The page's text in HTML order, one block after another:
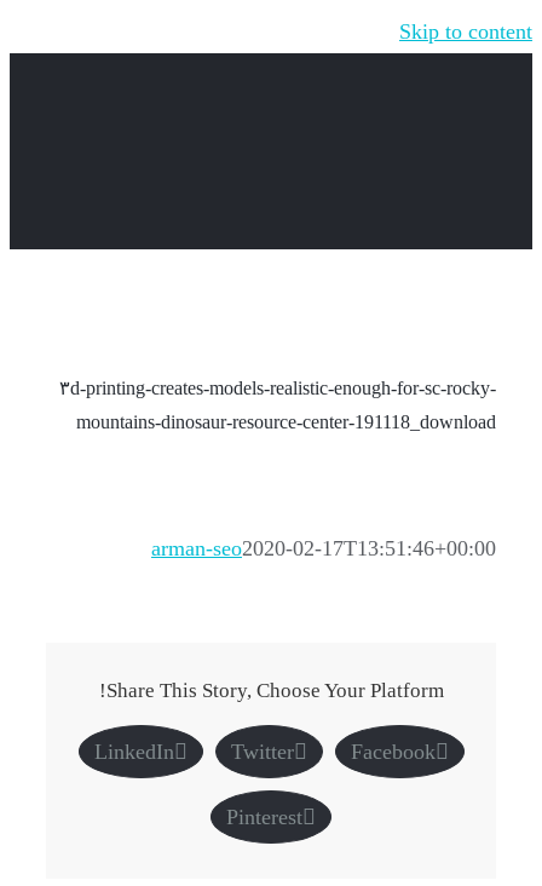
Skip to content
۳d-printing-creates-models-realistic-enough-for-sc-rocky-
mountains-dinosaur-resource-center-191118_download
arman-seo2020-02-17T13:51:46+00:00
Share This Story, Choose Your Platform!
Facebook
Twitter
LinkedIn
Pinterest